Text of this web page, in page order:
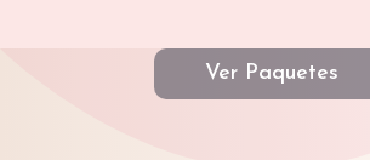
Ver Paquetes